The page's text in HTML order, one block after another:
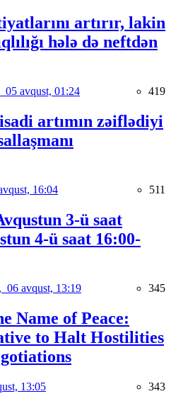
artırır, lakin
hələ də neftdən
05 avqust, 01:24 419
artımın zəiflədiyi
16:04 511
3-ü saat
4-ü saat 16:00-
06 avqust, 13:19 345
Name of Peace:
to Halt Hostilities
13:05 343